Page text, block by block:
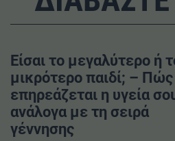
Είσαι το μεγαλύτερο ή
μικρότερο παιδί; – Πώς
επηρεάζεται η υγεία
ανάλογα με τη σειρά
γέννησης